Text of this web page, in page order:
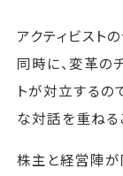
アクティビスト
同時に、変革の
トが対立するの
な対話を重ねる
株主と経営陣が